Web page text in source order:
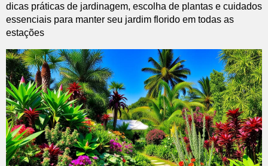
dicas práticas de jardinagem, escolha de plantas e cuidados
essenciais para manter seu jardim florido em todas as
estações